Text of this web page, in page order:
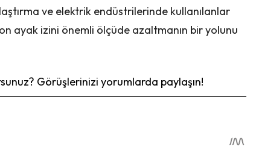
ve elektrik endüstrilerinde kullanılanlar
ayak izini önemli ölçüde azaltmanın bir yolunu
Görüşlerinizi yorumlarda paylaşın!